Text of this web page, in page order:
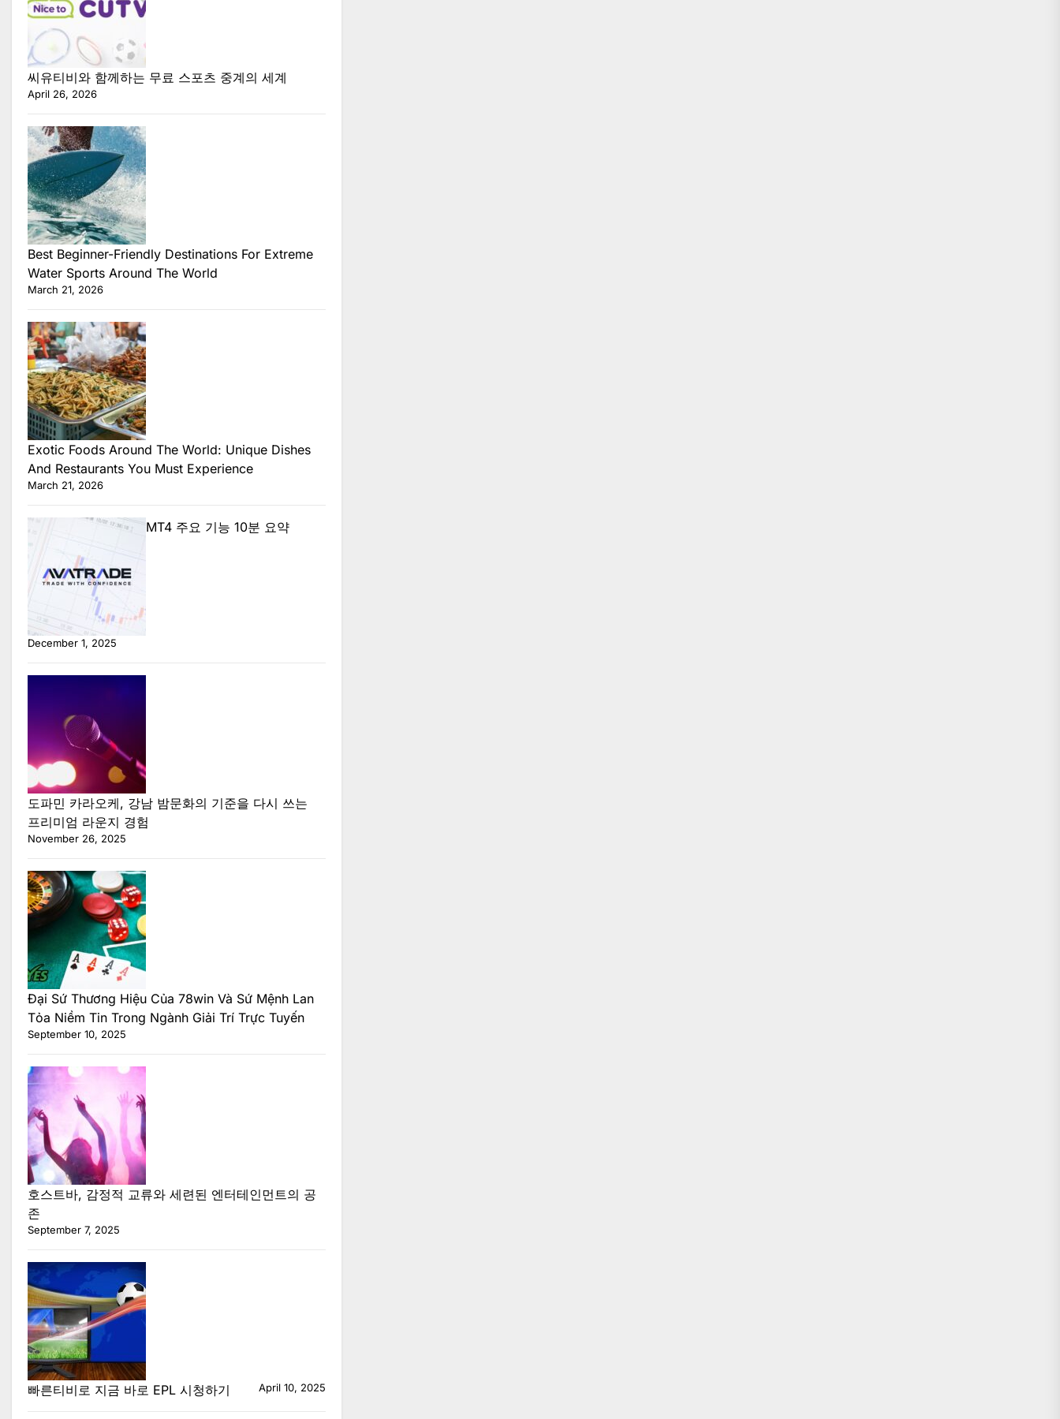
씨유티비와 함께하는 무료 스포츠 중계의 세계
April 26, 2026
Best Beginner-Friendly Destinations For Extreme
Water Sports Around The World
March 21, 2026
Exotic Foods Around The World: Unique Dishes
And Restaurants You Must Experience
March 21, 2026
MT4 주요 기능 10분 요약
December 1, 2025
도파민 카라오케, 강남 밤문화의 기준을 다시 쓰는
프리미엄 라운지 경험
November 26, 2025
Đại Sứ Thương Hiệu Của 78win Và Sứ Mệnh Lan
Tỏa Niềm Tin Trong Ngành Giải Trí Trực Tuyến
September 10, 2025
호스트바, 감정적 교류와 세련된 엔터테인먼트의 공
존
September 7, 2025
빠른티비로 지금 바로 EPL 시청하기 April 10, 2025